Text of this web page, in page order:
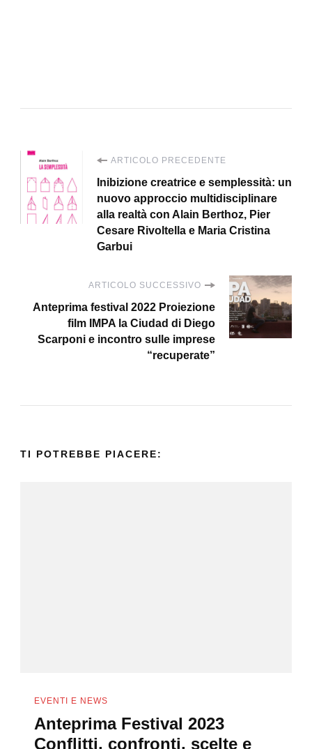
Navigazione
articoli
ARTICOLO PRECEDENTE
Inibizione creatrice e semplessità: un
nuovo approccio multidisciplinare
alla realtà con Alain Berthoz, Pier
Cesare Rivoltella e Maria Cristina
Garbui
ARTICOLO SUCCESSIVO
Anteprima festival 2022 Proiezione
film IMPA la Ciudad di Diego
Scarponi e incontro sulle imprese
“recuperate”
TI POTREBBE PIACERE:
EVENTI E NEWS
Anteprima Festival 2023
Conflitti, confronti, scelte e